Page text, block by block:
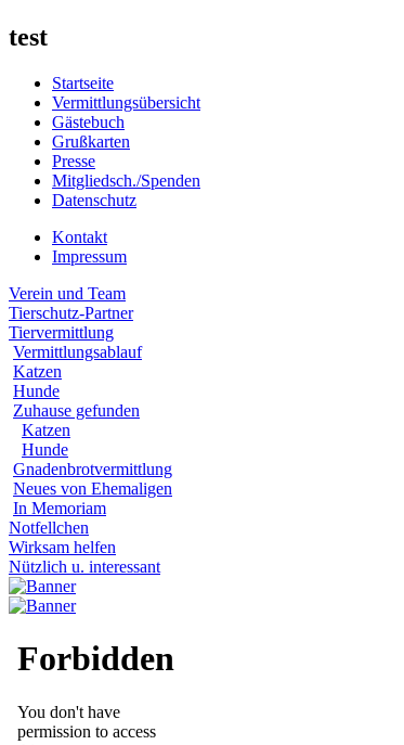
test
Startseite
Vermittlungsübersicht
Gästebuch
Grußkarten
Presse
Mitgliedsch./Spenden
Datenschutz
Kontakt
Impressum
Verein und Team
Tierschutz-Partner
Tiervermittlung
Vermittlungsablauf
Katzen
Hunde
Zuhause gefunden
Katzen
Hunde
Gnadenbrotvermittlung
Neues von Ehemaligen
In Memoriam
Notfellchen
Wirksam helfen
Nützlich u. interessant